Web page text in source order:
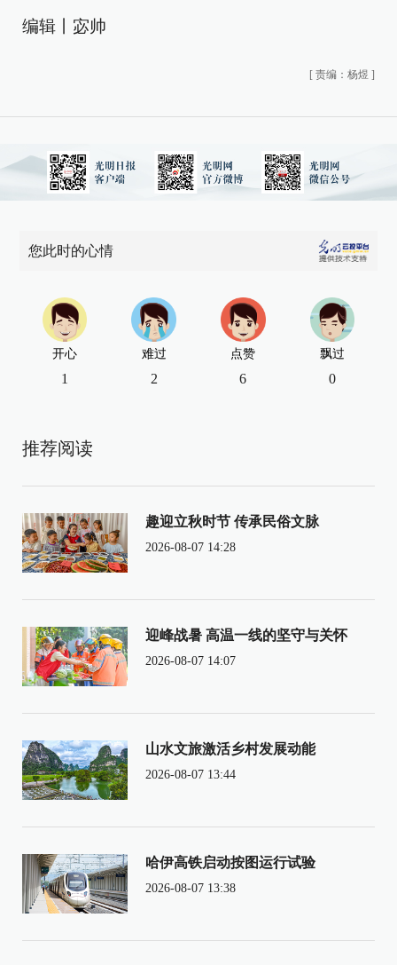
编辑丨宓帅
[ 责编：杨煜 ]
您此时的心情
开心
1
难过
2
点赞
6
飘过
0
推荐阅读
趣迎立秋时节 传承民俗文脉
2026-08-07 14:28
迎峰战暑 高温一线的坚守与关怀
2026-08-07 14:07
山水文旅激活乡村发展动能
2026-08-07 13:44
哈伊高铁启动按图运行试验
2026-08-07 13:38